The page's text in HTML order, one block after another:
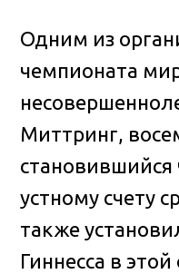
Одним из
чемпионата
Миттринг,
устному счету
также
Гиннесса в